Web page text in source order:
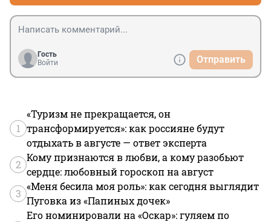
Гость
Войти
Отправить
1
«Туризм не прекращается, он
трансформируется»: как россияне будут
отдыхать в августе — ответ эксперта
2
Кому признаются в любви, а кому разобьют
сердце: любовный гороскоп на август
3
«Меня бесила моя роль»: как сегодня выглядит
Пуговка из «Папиных дочек»
Его номинировали на «Оскар»: гуляем по